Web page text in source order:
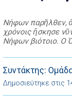
Νήφων παρῆλθεν,
χρόνοις ἤσκησε
Νήφων βιότοιο. Ο
Νεαρός στην
όπου
αναχώρησε στο
Λαύρας, […]
Συντάκτης:
Δημοσιεύτηκε στις